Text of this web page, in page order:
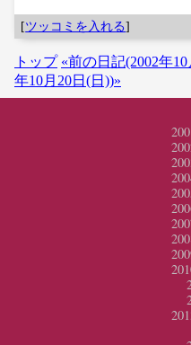
[ツッコミを入れる]
トップ «前の日記(2002年
年10月20日(日))»